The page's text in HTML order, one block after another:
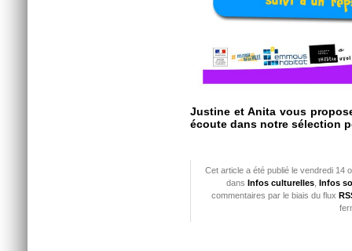
Justine et Anita vous
écoute dans notre sélection
Cet article a été publié le vendredi 14
dans Infos culturelles, Infos
commentaires par le biais du flux